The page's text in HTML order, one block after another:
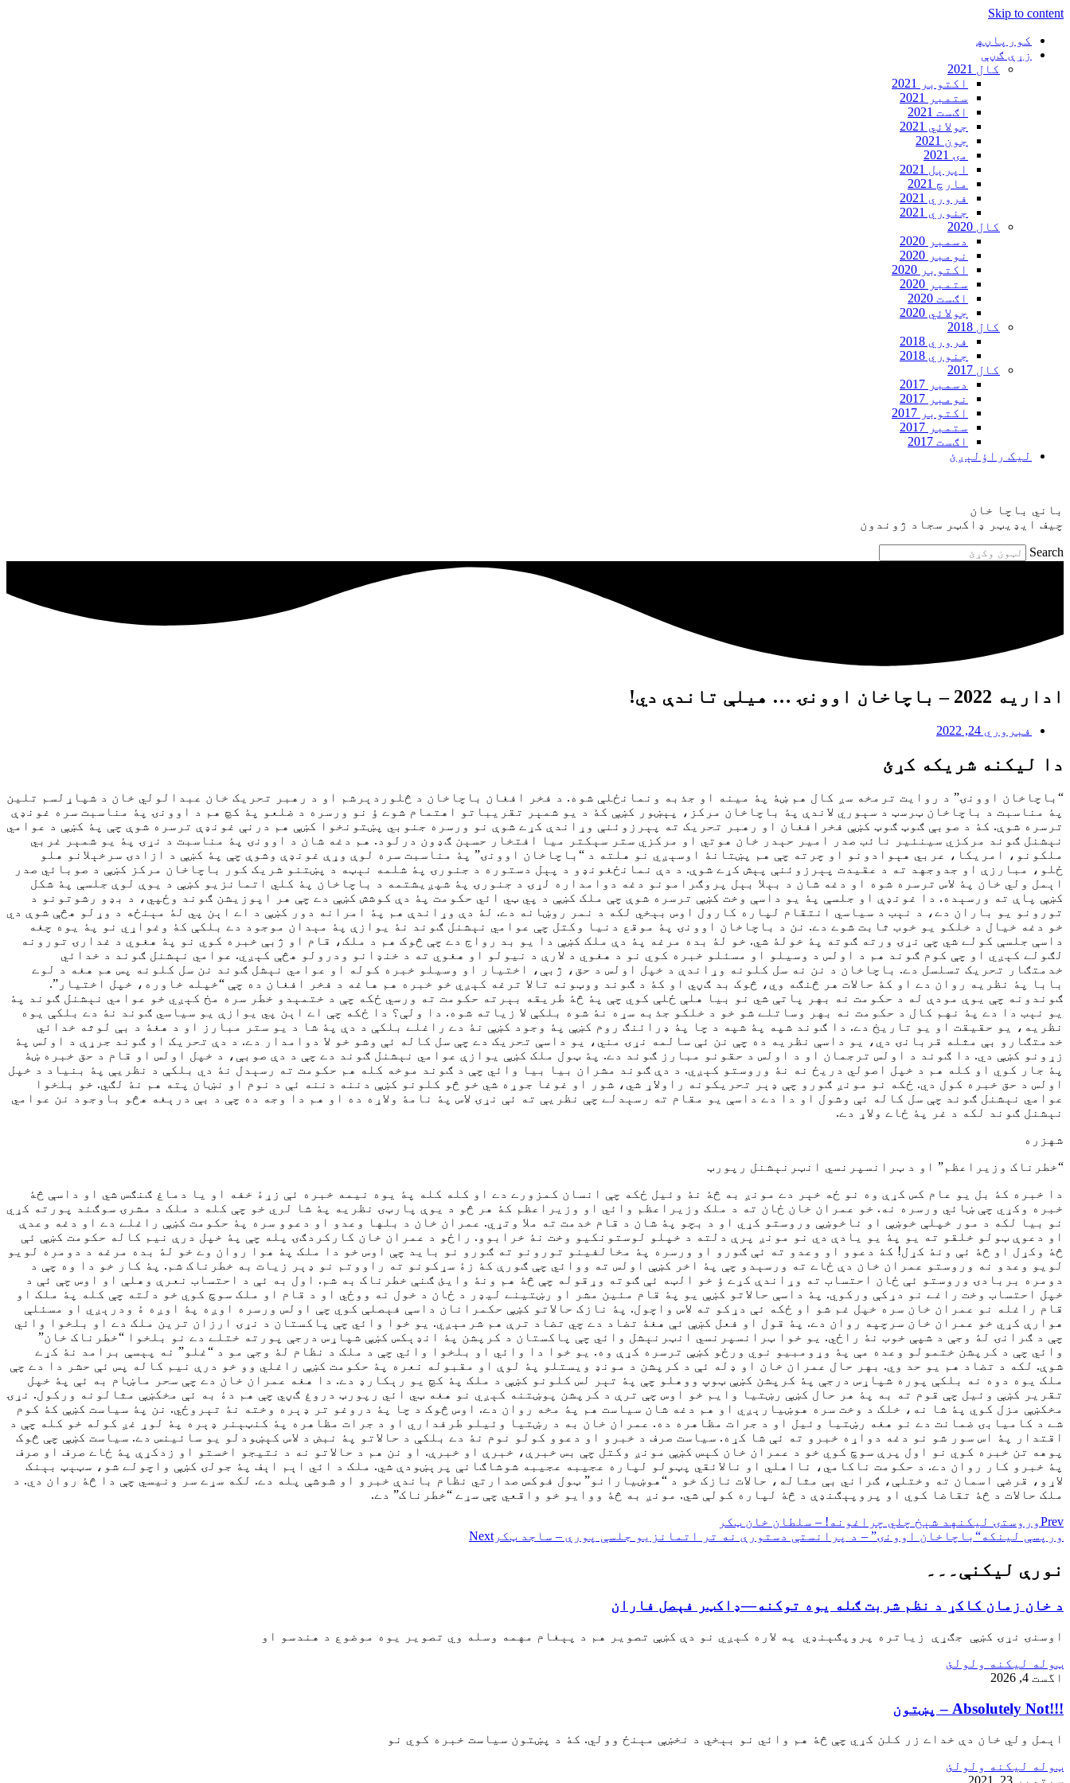
Skip to content
کورپاڼه‍
زړې ګڼې
کال 2021
اکتوبر 2021
ستمبر 2021
اګست 2021
جولائي 2021
جون 2021
مۍ 2021
اپرېل 2021
مارچ 2021
فروري 2021
جنوري 2021
کال 2020
دسمبر 2020
نومبر 2020
اکتوبر 2020
ستمبر 2020
اګست 2020
جولائي 2020
کال 2018
فروري 2018
جنوري 2018
کال 2017
دسمبر 2017
نومبر 2017
اکتوبر 2017
ستمبر 2017
اګست 2017
ليک راؤلېږئ
باني باچا خان
چيف ايډيټر ډاکټر سجاد ژوندون
Search
اداريه 2022 – باچاخان اوونۍ … هيلې تاندې دي!
فبروري 24, 2022
دا ليکنه شريکه کړئ
“باچاخان اوونۍ” د روايت ترمخه سږ کال هم ښۀ پۀ مينه او جذبه ونمانځلې شوه. د فخر افغان باچاخان د څلوردېرشم او د رهبر تحريک خان عبدالولي خان د شپاړلسم تلين
پۀ مناسبت د باچاخان ټرسټ د سېوري لاندې پۀ باچاخان مرکز، پېښور کښې کۀ د يو شمېر تقريباتو اهتمام شوے ؤ نو ورسره د ضلعو پۀ کچ هم د اوونۍ پۀ مناسبت سره غونډې
ترسره شوې. کۀ د صوبې ګوټ ګوټ کښې فخرافغان او رهبر تحريک ته پېرزوئنې وړاندې کړے شوې نو ورسره جنوبي پښتونخوا کښې هم درنې غونډې ترسره شوې چې پۀ کښې د عوامي
نېشنل ګوند مرکزي سينئير نائب صدر امير حېدر خان هوتي او مرکزي ستر سېکتر ميا افتخار حسېن ګډون درلود. هم دغه شان د اوونۍ پۀ مناسبت د نړۍ پۀ يو شمېر غربي
ملکونو، امريکا، عربي هېوادونو او چرته چې هم پښتانۀ اوسېږي نو هلته د “باچاخان اوونۍ” پۀ مناسبت سره لوې وړې غونډې وشوې چې پۀ کښې د ازادۍ سرخېلانو هلو
ځلو، مبارزې او جدوجهد ته د عقيدت پېرزوئنې پېش کړے شوې. د دې نمانځغونډو د پېل دستوره د جنورۍ پۀ شلمه نېټه د پښتنو شريک کور باچاخان مرکز کښې د صوبائي صدر
اېمل ولي خان پۀ لاس ترسره شوه او دغه شان د بېلا بېل پروګرامونو دغه دوامداره لړۍ د جنورۍ پۀ شپږيشتمه د باچاخان پۀ کلي اتمانزيو کښې د يوې لوې جلسې پۀ شکل
کښې پاې ته ورسېده. دا غونډې او جلسې پۀ يو داسې وخت کښې ترسره شوې چې ملک کښې د پي ټي ائي حکومت پۀ دې کوشش کښې دے چې هر اپوزيشن ګوند وځپي، د بډو رشوتونو د
تورونو يو باران دے، د نېب د سياسي انتقام لپاره کارول اوس بېخي لکه د نمر روښانه دے. لۀ دې وړاندې هم پۀ امرانه دور کښې د اے اېن پي لۀ مېنځه د وړلو هڅې شوې دي
خو دغه خيال د خلکو يو خوب ثابت شوے دے. نن د باچاخان اوونۍ پۀ موقع دنيا وکتل چې عوامي نېشنل ګوند نۀ يوازې پۀ مېدان موجود دے بلکې کۀ وغواړي نو پۀ يوه چغه
داسې جلسې کولے شي چې نړۍ ورته ګوته پۀ خولۀ شي. خو لۀ بده مرغه پۀ دې ملک کښې دا يو بد رواج دے چې څوک هم د ملک، قام او ژبې خبره کوي نو پۀ هغوي د غدارۍ تورونه
لګولے کېږي او چې کوم ګوند هم د اولس د وسيلو او مسئلو خبره کوي نو د هغوي د لارې د نيولو او هغوي ته د خنډانو ودرولو هڅې کېږي. عوامي نېشنل ګوند د خدائي
خدمتګار تحريک تسلسل دے. باچاخان د نن نه سل کلونه وړاندې د خپل اولس د حق، ژبې، اختيار او وسيلو خبره کوله او عوامي نېشل ګوند نن سل کلونه پس هم هغه د لوے
بابا پۀ نظريه روان دے او کۀ حالات هر څنګه وي، څوک بد ګڼي او کۀ د ګوند ووټونه تالا ترغه کېږي خو خبره هم هاغه د فخر افغان ده چې “خپله خاوره، خپل اختيار”.
ګوندونه چې يوې مودې له د حکومت نه بهر پاتې شي نو بيا هلې ځلې کوي چې پۀ څۀ طريقه بېرته حکومت ته ورسي ځکه چې د ختمېدو خطر سره مخ کېږي خو عوامي نېشنل ګوند پۀ
يو نېب دا دے پۀ نهم کال د حکومت نه بهر وساتلے شو خو د خلکو جذبه سړه نۀ شوه بلکې لا زياته شوه. دا ولې؟ دا ځکه چې اے اېن پي يوازې يو سياسي ګوند نۀ دے بلکې يوه
نظريه، يو حقيقت او يو تاريخ دے. دا ګوند شپه پۀ شپه د چا پۀ ډرائنګ روم کښې پۀ وجود کښې نۀ دے راغلے بلکې د دې پۀ شا د يو ستر مبارز او د هغۀ د بې لوثه خدائي
خدمتګارو بې مثله قربانۍ دي، يو داسې نظريه ده چې نن ئې سالمه نړۍ مني، يو داسې تحريک دے چې سل کاله ئې وشو خو لا دوامدار دے. د دې تحريک او ګوند جرړې د اولس پۀ
زړونو کښې دي. دا ګوند د اولس ترجمان او د اولس د حقونو مبارز ګوند دے. پۀ ټول ملک کښې يوازې عوامي نېشنل ګوند دے چې د دې صوبې، د خپل اولس او قام د حق خبره ښۀ
پۀ جار کوي او کله هم د خپل اصولي دريځ نه نۀ وروستو کېږي. د دې ګوند مشران بيا بيا وائي چې د ګوند موخه کله هم حکومت ته رسېدل نۀ دي بلکې د نظريې پۀ بنياد د خپل
اولس د حق خبره کول دي. ځکه نو مونږ ګورو چې ډېر تحريکونه راولاړ شي، شور او غوغا جوړه شي خو څو کلونو کښې دننه دننه ئې د نوم او نښان پته هم نۀ لګي. خو بلخوا
عوامي نېشنل ګوند چې سل کاله ئې وشول او دا دے داسې يو مقام ته رسېدلے چې نظريې ته ئې نړۍ لاس پۀ نامۀ ولاړه ده او هم دا وجه ده چې د بې درېغه هڅو باوجود نن عوامي
نېشنل ګوند لکه د غر پۀ ځاے ولاړ دے.
شهزره
“خطرناک وزيراعظم” او د ټرانسپرنسي انټرنېشنل رپورټ
دا خبره کۀ بل يو عام کس کړې وه نو ځه خېر دے مونږ به څۀ نۀ وئيل ځکه چې انسان کمزورے دے او کله کله پۀ يوه نيمه خبره ئې زړۀ خفه او يا دماغ ګنګس شي او داسې څۀ
خبره وکړي چې ښائي ورسره نه. خو عمران خان ځان ته د ملک وزيراعظم وائي او وزيراعظم کۀ هر څو د يوې پارټۍ نظريه پۀ شا لري خو چې کله د ملک د مشرۍ سوګند پورته کړي
نو بيا لکه د مور خپلې خوښې او ناخوښې وروستو کړي او د بچو پۀ شان د قام خدمت ته ملا وتړي. عمران خان د بلها وعدو او دعوو سره پۀ حکومت کښې راغلے دے او دغه وعدې
او دعوې ټولو خلقو ته يو پۀ يو يادې دي نو مونږ پرې دلته د خپلو لوستونکيو وخت نۀ خرابوو. راځو د عمران خان کارکردګۍ پله چې پۀ خپل درې نيم کاله حکومت کښې ئې
څۀ وکړل او څۀ ئې ونۀ کړل! کۀ دعوو او وعدو ته ئې ګورو او ورسره پۀ مخالفينو تورونو ته ګورو نو بايد چې اوس خو دا ملک پۀ هوا روان وے خو لۀ بده مرغه د دومره لويو
لويو وعدو نه وروستو عمران خان دې ځاے ته ورسېدو چې پۀ اخر کښې اولس ته ووائي چې ګورې کۀ زۀ سړکونو ته راووتم نو ډېر زيات به خطرناک شم. پۀ کار خو دا وه چې د
دومره بربادۍ وروستو ئې ځان احتساب ته وړاندې کړے ؤ خو الټه ئې ګوته وړقوله چې څۀ هم ونۀ وايئ ګنې خطرناک به شم. اول به ئې د احتساب نعرې وهلې او اوس چې ئې د
خپل احتساب وخت راغے نو دړکې ورکوي. پۀ داسې حالاتو کښې يو پۀ قام مئين مشر او رښتينے ليډر د ځان د خول نه ووځي او د قام او ملک سوچ کوي خو دلته چې کله پۀ ملک او
قام راغله نو عمران خان سره خپل غم شو او ځکه ئې دړکو ته لاس واچول. پۀ نازک حالاتو کښې حکمرانان داسې فېصلې کوي چې اولس ورسره اوږه پۀ اوږه ۀ ودرېږي او مسئلې
هوارې کړي خو عمران خان سرچپه روان دے. پۀ قول او فعل کښې ئې هغۀ تضاد دے چي تضاد ترې هم شرمېږي. يو خوا وائي چې پاکستان د نړۍ ارزان ترين ملک دے او بلخوا وائي
چې د ګرانۍ لۀ وجې د شپې خوب نۀ راځي. يو خوا ټرانسپرنسي انټرنېشل وائي چې پاکستان د کرپشن پۀ انډېکس کښې شپاړس درجې پورته ختلے دے نو بلخوا “خطرناک خان”
وائي چې د کرپشن ختمولو وعده مې پۀ وړومبيو نوي ورځو کښې ترسره کړې وه. يو خوا دا وائي او بلخوا وائي چې د ملک د نظام لۀ وجې مو د “غلو” نه پېسې برامد نۀ کړے
شوې. لکه د تضاد هم يو حد وي. بهر حال عمران خان او ډله ئې د کرپشن د مونډ ويستلو پۀ لوې او مقبوله نعره پۀ حکومت کښې راغلي وو خو درې نيم کاله پس ئې حشر دا دے چې
ملک يوه دوه نه بلکې پوره شپاړس درجې پۀ کرپشن کښې ټوپ ووهلو چې پۀ تېر لس کلونو کښې د ملک پۀ کچ يو رېکارډ دے. دا هغه عمران خان دے چې سحر ماښام به ئې پۀ خپل
تقرير کښې وئيل چې قوم ته به پۀ هر حال کښې رښتيا وايم خو اوس چې ترې د کرپشن پوښتنه کېږي نو هغه ټي ائي رپورټ دروغ ګڼي چې هم دۀ به ئې مخکښې مثالونه ورکول. نړۍ
مخکښې مزل کوي پۀ شا نه، خلک د وخت سره هوښيارېږي او هم دغه شان سياست هم پۀ مخه روان دے. اوس څوک د چا پۀ دروغو تر ډېره وخته نۀ تېروځي. نن پۀ سياست کښې کۀ کوم
شے د کاميابۍ ضمانت دے نو هغه رښتيا وئيل او د جرات مظاهره ده. عمران خان به د رښتيا وئيلو طرفداري او د جرات مظاهره پۀ کنټېنر ډېره پۀ لوړ غږ کوله خو کله چې د
اقتدار پۀ اس سور شو نو دغه دواړه خبرو ته ئې شا کړه. سياست صرف د خبرو او دعوو کولو نوم نۀ دے بلکې د حالاتو پۀ نبض د لاس کېښودلو يو سائينس دے. سياست کښې چې څوک
پوهه تن خبره کوي نو اول پرې سوچ کوي خو د عمران خان کېس کښې مونږ وکتل چې بس خبرې، خبرې او خبرې. او نن هم د حالاتو نه د نتيجو اخستو او زدکړې پۀ ځاے صرف او صرف
پۀ خبرو کار روان دے. د حکومت ناکامي، نااهلي او نالائقي پټولو لپاره عجيبه عجيبه شوشاګانې پرېښودې شي. ملک د ائي اېم اېف پۀ جولۍ کښې واچولے شو، سټېټ بېنک
لاړو، قرضې اسمان ته وختلې، ګراني بې مثاله، حالات نازک خو د “هوښيارانو” ټول فوکس صدارتي نظام باندې خبرو او شوشې پله دے. لکه سړے سر ونيسي چې دا څۀ روان دي. د
ملک حالات د څۀ تقاضا کوي او پروپېګنډې د څۀ لپاره کولې شي. مونږ به څۀ ووايو خو واقعي چې سړے “خطرناک” دے.
Prevوروستۍ ليکنهد شېخ چلي چراغونه! – سلطان خان ټکر
ورپسې لينکه“باچاخان اوونۍ” – د پرانستې دستورې نه تر اتمانزيو جلسې پورې – ساجد ټکرNext
نورې ليکنې۔۔۔
د خان زمان کاکړ د نظم شربت ګله يوه توکنه—ډاکټر فېصل فاران
اوسنۍ نړۍ کښې جګړې زياتره پروپګېنډي په لاره کېږي نو دې کښې تصوير هم د پېغام مهمه وسله وي تصوير يوه موضوع د هندسو او
ټوله ليکنه ولولئ
اگست 4, 2026
!!!Absolutely Not – پښتون
اېمل ولي خان دې خداے زر کلن کړي چې څۀ هم وائي نو بېخي د نخښې مېنځ وولي. کۀ د پښتون سياست خبره کوي نو
ټوله ليکنه ولولئ